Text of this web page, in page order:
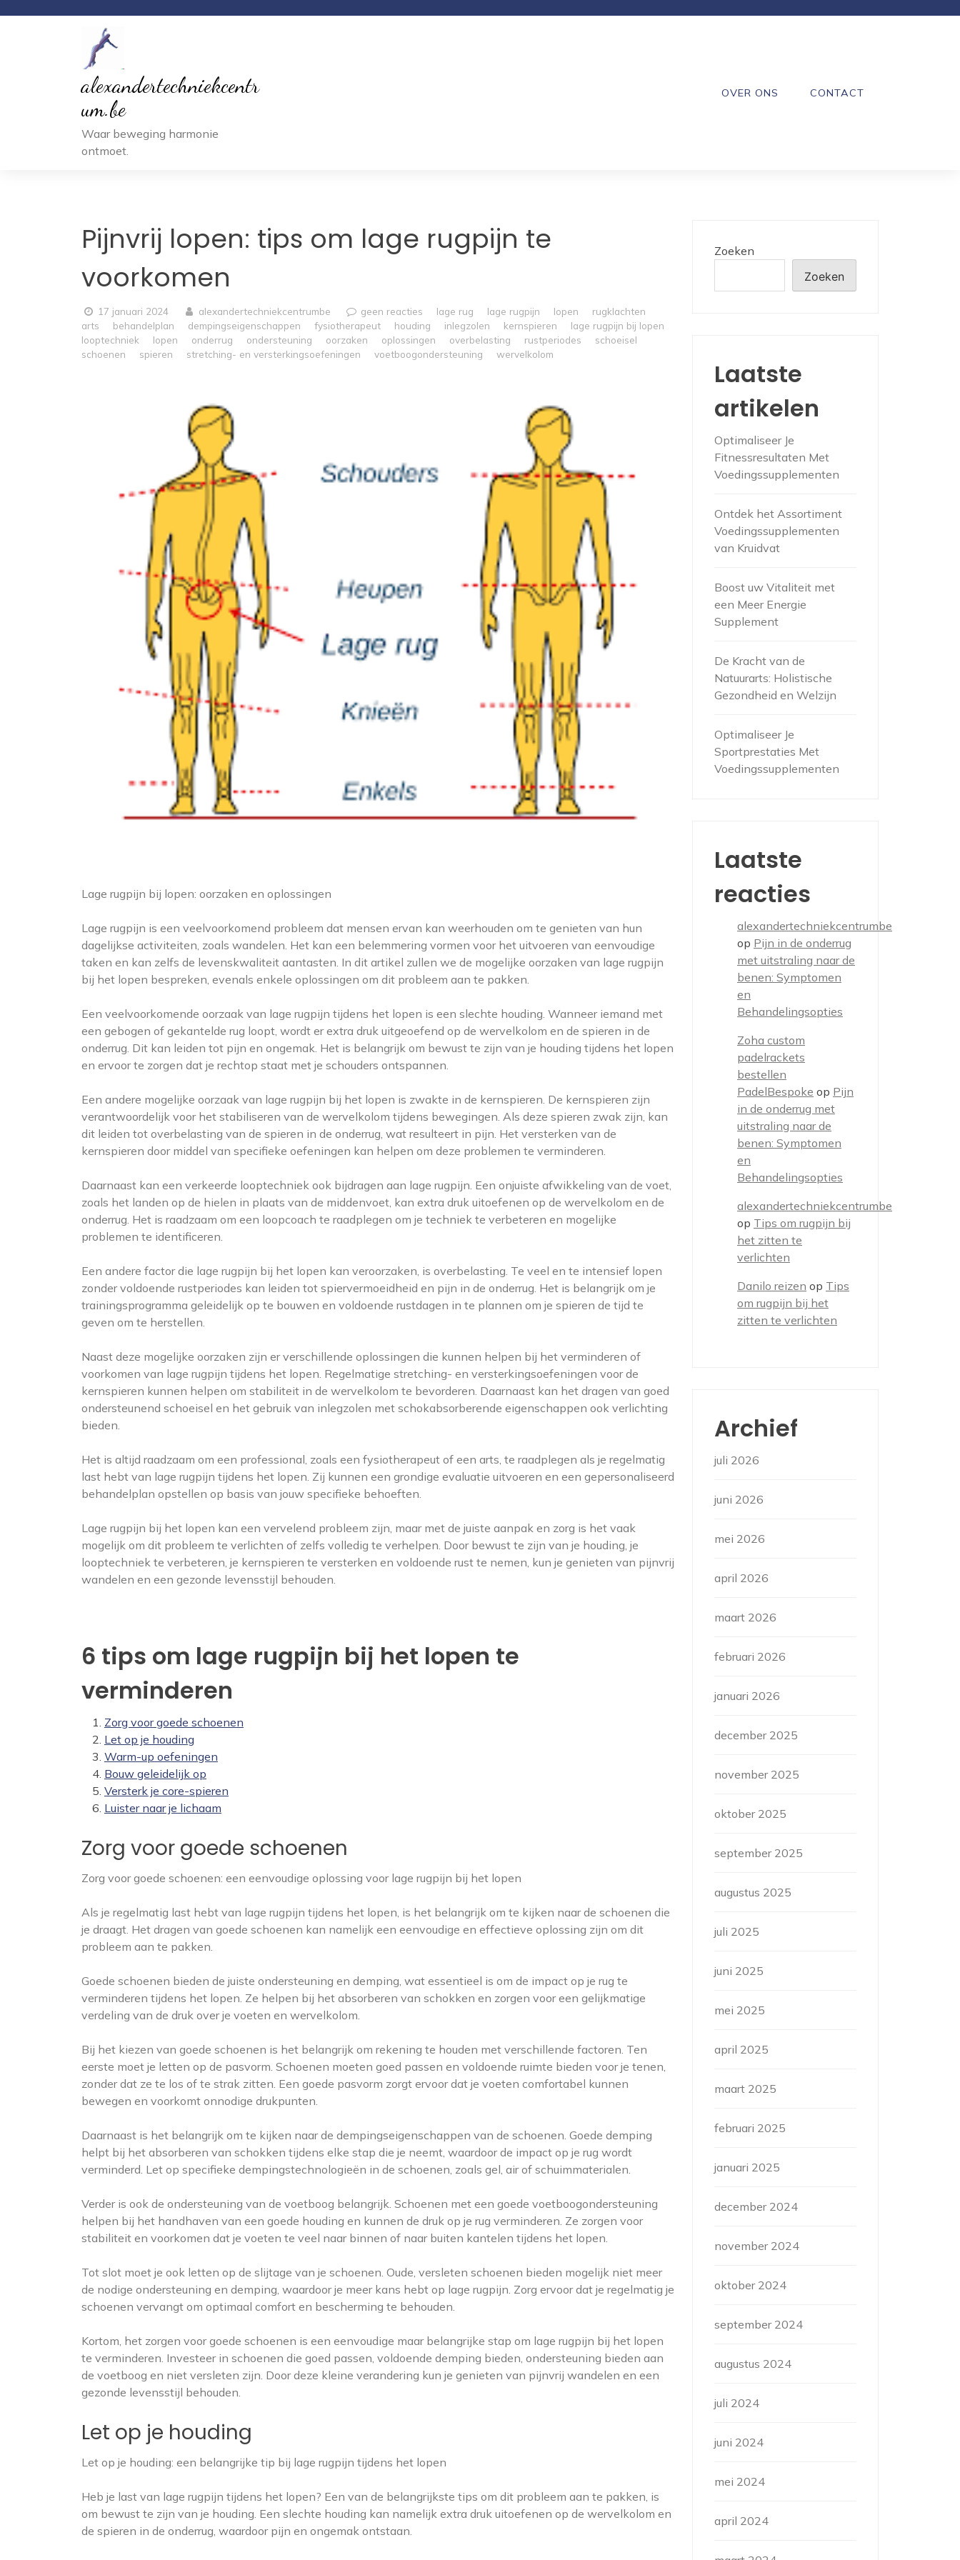
alexandertechniekcentr
um.be
Waar beweging harmonie
ontmoet.
OVER ONS CONTACT
Pijnvrij lopen: tips om lage rugpijn te
voorkomen
17 januari 2024 alexandertechniekcentrumbe geen reacties lage rug lage rugpijn lopen
rugklachten
arts
behandelplan dempingseigenschappen fysiotherapeut houding inlegzolen kernspieren
lage rugpijn bij lopen
looptechniek
lopen onderrug ondersteuning oorzaken oplossingen overbelasting rustperiodes
schoeisel
schoenen
spieren stretching- en versterkingsoefeningen voetboogondersteuning wervelkolom
Lage rugpijn bij lopen: oorzaken en oplossingen
Lage rugpijn is een veelvoorkomend probleem dat mensen ervan kan weerhouden om te genieten van hun
dagelijkse activiteiten, zoals wandelen. Het kan een belemmering vormen voor het uitvoeren van eenvoudige
taken en kan zelfs de levenskwaliteit aantasten. In dit artikel zullen we de mogelijke oorzaken van lage rugpijn
bij het lopen bespreken, evenals enkele oplossingen om dit probleem aan te pakken.
Een veelvoorkomende oorzaak van lage rugpijn tijdens het lopen is een slechte houding. Wanneer iemand met
een gebogen of gekantelde rug loopt, wordt er extra druk uitgeoefend op de wervelkolom en de spieren in de
onderrug. Dit kan leiden tot pijn en ongemak. Het is belangrijk om bewust te zijn van je houding tijdens het lopen
en ervoor te zorgen dat je rechtop staat met je schouders ontspannen.
Een andere mogelijke oorzaak van lage rugpijn bij het lopen is zwakte in de kernspieren. De kernspieren zijn
verantwoordelijk voor het stabiliseren van de wervelkolom tijdens bewegingen. Als deze spieren zwak zijn, kan
dit leiden tot overbelasting van de spieren in de onderrug, wat resulteert in pijn. Het versterken van de
kernspieren door middel van specifieke oefeningen kan helpen om deze problemen te verminderen.
Daarnaast kan een verkeerde looptechniek ook bijdragen aan lage rugpijn. Een onjuiste afwikkeling van de voet,
zoals het landen op de hielen in plaats van de middenvoet, kan extra druk uitoefenen op de wervelkolom en de
onderrug. Het is raadzaam om een loopcoach te raadplegen om je techniek te verbeteren en mogelijke
problemen te identificeren.
Een andere factor die lage rugpijn bij het lopen kan veroorzaken, is overbelasting. Te veel en te intensief lopen
zonder voldoende rustperiodes kan leiden tot spiervermoeidheid en pijn in de onderrug. Het is belangrijk om je
trainingsprogramma geleidelijk op te bouwen en voldoende rustdagen in te plannen om je spieren de tijd te
geven om te herstellen.
Naast deze mogelijke oorzaken zijn er verschillende oplossingen die kunnen helpen bij het verminderen of
voorkomen van lage rugpijn tijdens het lopen. Regelmatige stretching- en versterkingsoefeningen voor de
kernspieren kunnen helpen om stabiliteit in de wervelkolom te bevorderen. Daarnaast kan het dragen van goed
ondersteunend schoeisel en het gebruik van inlegzolen met schokabsorberende eigenschappen ook verlichting
bieden.
Het is altijd raadzaam om een professional, zoals een fysiotherapeut of een arts, te raadplegen als je regelmatig
last hebt van lage rugpijn tijdens het lopen. Zij kunnen een grondige evaluatie uitvoeren en een gepersonaliseerd
behandelplan opstellen op basis van jouw specifieke behoeften.
Lage rugpijn bij het lopen kan een vervelend probleem zijn, maar met de juiste aanpak en zorg is het vaak
mogelijk om dit probleem te verlichten of zelfs volledig te verhelpen. Door bewust te zijn van je houding, je
looptechniek te verbeteren, je kernspieren te versterken en voldoende rust te nemen, kun je genieten van pijnvrij
wandelen en een gezonde levensstijl behouden.
6 tips om lage rugpijn bij het lopen te
verminderen
Zorg voor goede schoenen
Let op je houding
Warm-up oefeningen
Bouw geleidelijk op
Versterk je core-spieren
Luister naar je lichaam
Zorg voor goede schoenen
Zorg voor goede schoenen: een eenvoudige oplossing voor lage rugpijn bij het lopen
Als je regelmatig last hebt van lage rugpijn tijdens het lopen, is het belangrijk om te kijken naar de schoenen die
je draagt. Het dragen van goede schoenen kan namelijk een eenvoudige en effectieve oplossing zijn om dit
probleem aan te pakken.
Goede schoenen bieden de juiste ondersteuning en demping, wat essentieel is om de impact op je rug te
verminderen tijdens het lopen. Ze helpen bij het absorberen van schokken en zorgen voor een gelijkmatige
verdeling van de druk over je voeten en wervelkolom.
Bij het kiezen van goede schoenen is het belangrijk om rekening te houden met verschillende factoren. Ten
eerste moet je letten op de pasvorm. Schoenen moeten goed passen en voldoende ruimte bieden voor je tenen,
zonder dat ze te los of te strak zitten. Een goede pasvorm zorgt ervoor dat je voeten comfortabel kunnen
bewegen en voorkomt onnodige drukpunten.
Daarnaast is het belangrijk om te kijken naar de dempingseigenschappen van de schoenen. Goede demping
helpt bij het absorberen van schokken tijdens elke stap die je neemt, waardoor de impact op je rug wordt
verminderd. Let op specifieke dempingstechnologieën in de schoenen, zoals gel, air of schuimmaterialen.
Verder is ook de ondersteuning van de voetboog belangrijk. Schoenen met een goede voetboogondersteuning
helpen bij het handhaven van een goede houding en kunnen de druk op je rug verminderen. Ze zorgen voor
stabiliteit en voorkomen dat je voeten te veel naar binnen of naar buiten kantelen tijdens het lopen.
Tot slot moet je ook letten op de slijtage van je schoenen. Oude, versleten schoenen bieden mogelijk niet meer
de nodige ondersteuning en demping, waardoor je meer kans hebt op lage rugpijn. Zorg ervoor dat je regelmatig je
schoenen vervangt om optimaal comfort en bescherming te behouden.
Kortom, het zorgen voor goede schoenen is een eenvoudige maar belangrijke stap om lage rugpijn bij het lopen
te verminderen. Investeer in schoenen die goed passen, voldoende demping bieden, ondersteuning bieden aan
de voetboog en niet versleten zijn. Door deze kleine verandering kun je genieten van pijnvrij wandelen en een
gezonde levensstijl behouden.
Let op je houding
Let op je houding: een belangrijke tip bij lage rugpijn tijdens het lopen
Heb je last van lage rugpijn tijdens het lopen? Een van de belangrijkste tips om dit probleem aan te pakken, is
om bewust te zijn van je houding. Een slechte houding kan namelijk extra druk uitoefenen op de wervelkolom en
de spieren in de onderrug, waardoor pijn en ongemak ontstaan.
Zoeken
Zoeken
Laatste
artikelen
Optimaliseer Je
Fitnessresultaten Met
Voedingssupplementen
Ontdek het Assortiment
Voedingssupplementen
van Kruidvat
Boost uw Vitaliteit met
een Meer Energie
Supplement
De Kracht van de
Natuurarts: Holistische
Gezondheid en Welzijn
Optimaliseer Je
Sportprestaties Met
Voedingssupplementen
Laatste
reacties
alexandertechniekcentrumbe
op Pijn in de onderrug
met uitstraling naar de
benen: Symptomen
en
Behandelingsopties
Zoha custom
padelrackets
bestellen
PadelBespoke op Pijn
in de onderrug met
uitstraling naar de
benen: Symptomen
en
Behandelingsopties
alexandertechniekcentrumbe
op Tips om rugpijn bij
het zitten te
verlichten
Danilo reizen op Tips
om rugpijn bij het
zitten te verlichten
Archief
juli 2026
juni 2026
mei 2026
april 2026
maart 2026
februari 2026
januari 2026
december 2025
november 2025
oktober 2025
september 2025
augustus 2025
juli 2025
juni 2025
mei 2025
april 2025
maart 2025
februari 2025
januari 2025
december 2024
november 2024
oktober 2024
september 2024
augustus 2024
juli 2024
juni 2024
mei 2024
april 2024